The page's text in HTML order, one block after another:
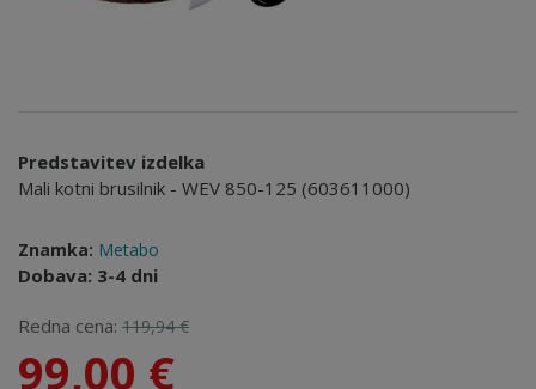
Predstavitev izdelka
Mali kotni brusilnik - WEV 850-125 (603611000)
Znamka: Metabo
Dobava: 3-4 dni
Redna cena: 119,94 €
99,00 €